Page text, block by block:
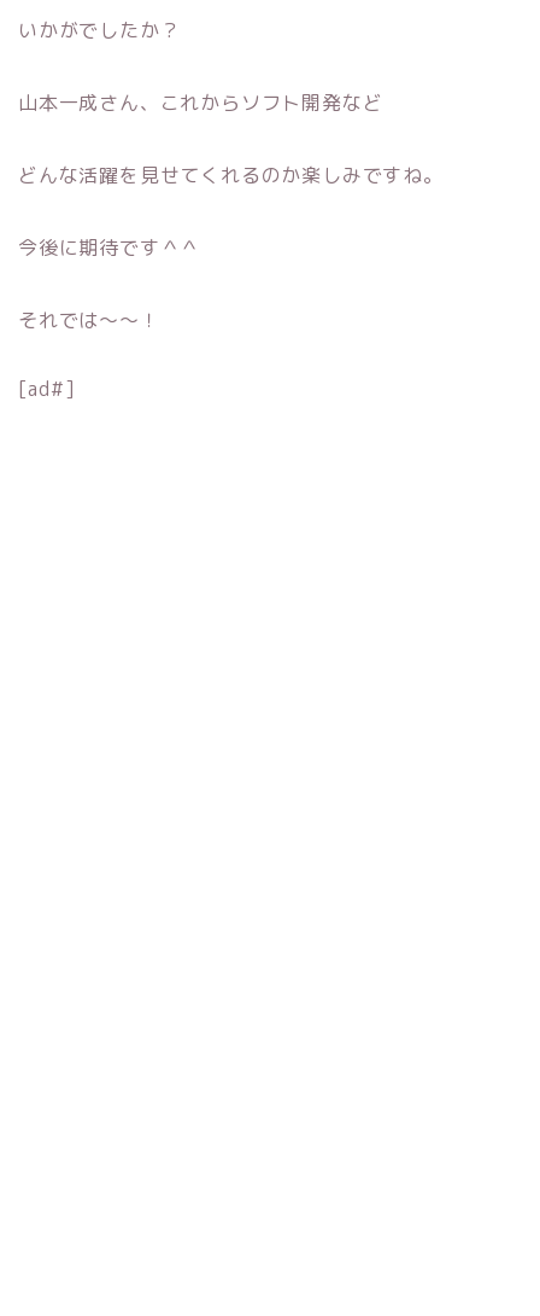
いかがでしたか？
山本一成さん、これからソフト開発など
どんな活躍を見せてくれるのか楽しみですね。
今後に期待です＾＾
それでは〜〜！
[ad#]